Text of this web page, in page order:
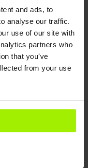
and ads, to
analyse our traffic.
use of our site with
partners who
that you’ve
from your use